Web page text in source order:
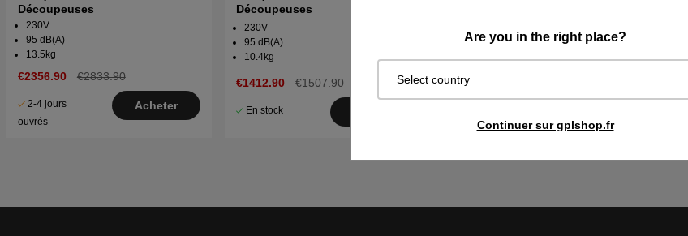
Are you in the right place?
Select country
Continuer sur gplshop.fr
Découpeuses
230V
95 dB(A)
13.5kg
€2356.90 €2833.90
2-4 jours
ouvrés
Acheter
Découpeuses
230V
95 dB(A)
10.4kg
€1412.90 €1507.90
En stock